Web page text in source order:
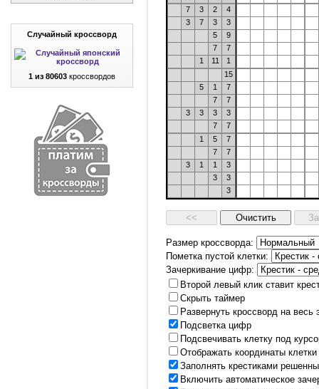
Случайный кроссворд
1 из 80603 кроссвордов
7
3 2
4
3
7 3
3
5
9
7
7
1
11
1
15
5
1
7
7
7
3
3 3
3
7
7
1
5
7
7
7
3
1 1
3
3
3
3
Размер кроссворда:
Пометка пустой клетки:
Зачеркивание цифр:
Второй левый клик ставит
Скрыть таймер
Развернуть кроссворд на
Подсветка цифр
Подсвечивать клетку под
Отображать координаты
Заполнять крестиками
Включить автоматическое